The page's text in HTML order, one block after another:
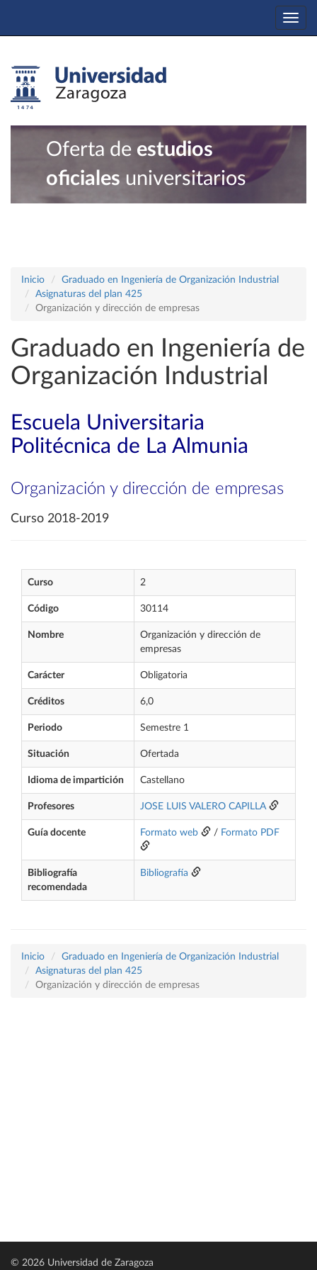
Oferta de estudios
oficiales universitarios
Inicio
Graduado en Ingeniería de Organización Industrial
Asignaturas del plan 425
Organización y dirección de empresas
Graduado en Ingeniería de
Organización Industrial
Escuela Universitaria
Politécnica de La Almunia
Organización y dirección de empresas
Curso 2018-2019
Curso 2
Código 30114
Nombre
Organización y dirección de
empresas
Carácter Obligatoria
Créditos 6,0
Periodo Semestre 1
Situación Ofertada
Idioma de impartición Castellano
Profesores JOSE LUIS VALERO CAPILLA
Guía docente Formato web / Formato PDF
Bibliografía
recomendada
Bibliografía
Inicio
Graduado en Ingeniería de Organización Industrial
Asignaturas del plan 425
Organización y dirección de empresas
© 2026 Universidad de Zaragoza